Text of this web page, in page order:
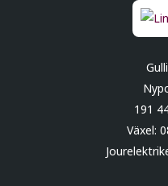
191
Växel: